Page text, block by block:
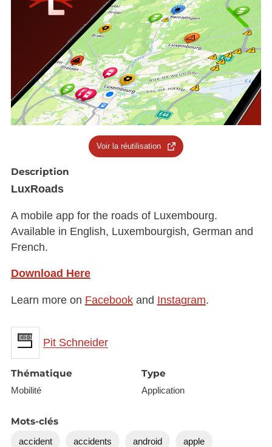
Voir la réutilisation
Description
LuxRoads
A mobile app for the roads of Luxembourg.
Available in English, Luxembourgish, German and
French.
Download Here
Learn more on Facebookand Instagram.
Pit Schneider
Thématique
Mobilité
Type
Application
Mots-clés
accident accidents android apple